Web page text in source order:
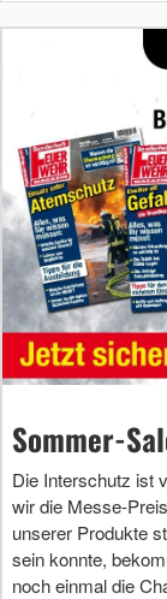
Sommer-
Die Interschutz ist
wir die Messe-
unserer Produkte
sein konnte,
noch einmal die